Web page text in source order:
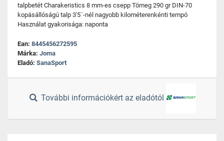
talpbetét Charakeristics 8 mm-es csepp Tömeg 290 gr DIN-70
kopásállóságú talp 3'5¨-nél nagyobb kilométerenkénti tempó
Használat gyakorisága: naponta
Ean: 8445456272595
Márka: Joma
Eladó: SanaSport
További információkért az eladótól